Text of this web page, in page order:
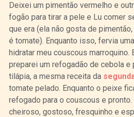
Deixei um pimentão vermelho e
fogão para tirar a pele e Lu comer
que era (ela não gosta de
é tomate). Enquanto isso, fervia
hidratar meu couscous marroquino.
preparei um refogadão de cebola
tilápia, a mesma receita da
tomate pelado. Enquanto o peixe
refogado para o couscous e pronto.
cheiroso, gostoso, fresquinho e